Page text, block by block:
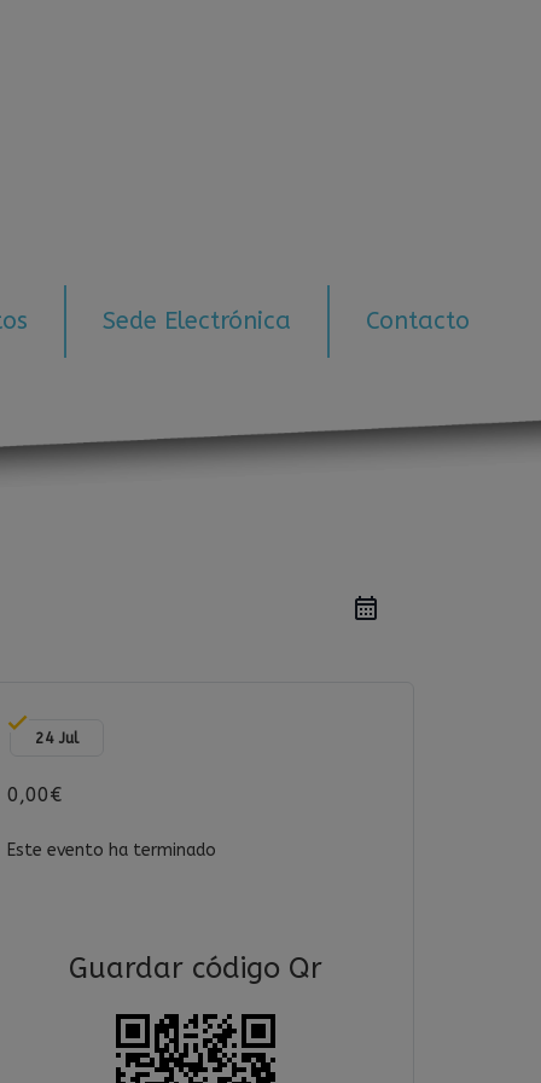
Sede Electrónica Contacto
24 Jul
0,00€
Este evento ha terminado
Guardar código Qr